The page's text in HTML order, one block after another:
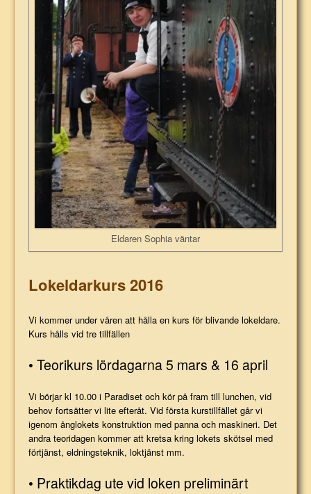
Eldaren Sophia väntar
Lokeldarkurs 2016
Vi kommer under våren att hålla en kurs för blivande lokeldare.
Kurs hålls vid tre tillfällen
• Teorikurs lördagarna 5 mars & 16 april
Vi börjar kl 10.00 i Paradiset och kör på fram till lunchen, vid
behov fortsätter vi lite efteråt. Vid första kurstillfället går vi
igenom ånglokets konstruktion med panna och maskineri. Det
andra teoridagen kommer att kretsa kring lokets skötsel med
förtjänst, eldningsteknik, loktjänst mm.
• Praktikdag ute vid loken preliminärt